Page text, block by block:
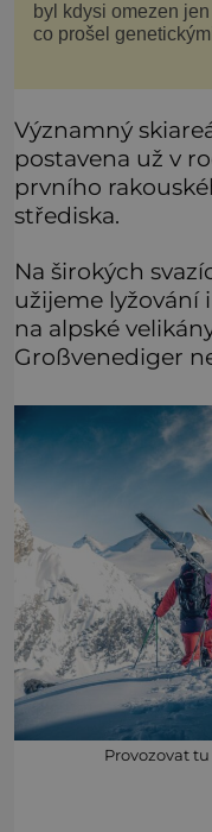
byl kdysi omezen
co prošel
šíří po celé Americe
Významný
postavena už v
prvního
střediska.
Na širokých
užijeme lyžování
na alpské
Großvenediger
Provozovat